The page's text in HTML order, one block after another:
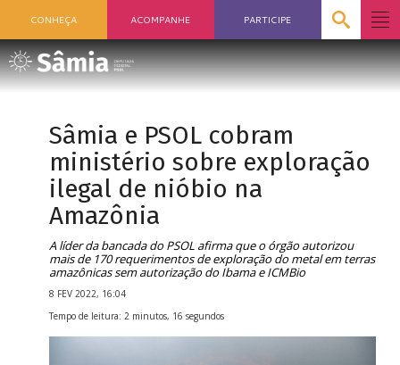
CONHEÇA ACOMPANHE PARTICIPE
Sâmia e PSOL cobram
ministério sobre exploração
ilegal de nióbio na
Amazônia
A líder da bancada do PSOL afirma que o órgão autorizou
mais de 170 requerimentos de exploração do metal em terras
amazônicas sem autorização do Ibama e ICMBio
8 FEV 2022, 16:04
Tempo de leitura: 2 minutos, 16 segundos